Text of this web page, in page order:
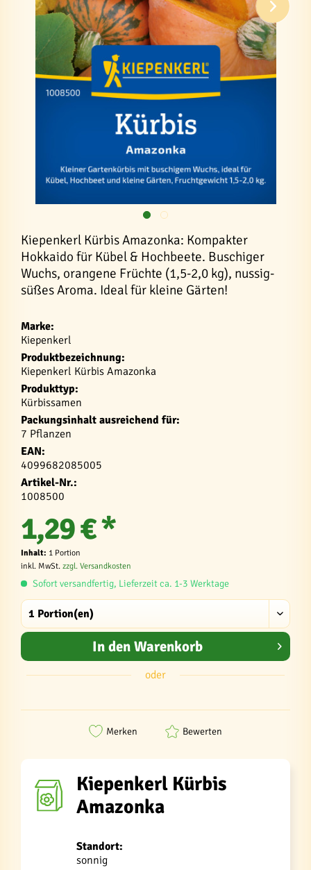
Kiepenkerl Kürbis Amazonka: Kompakter
Hokkaido für Kübel & Hochbeete. Buschiger
Wuchs, orangene Früchte (1,5-2,0 kg), nussig-
süßes Aroma. Ideal für kleine Gärten!
Marke:
Kiepenkerl
Produktbezeichnung:
Kiepenkerl Kürbis Amazonka
Produkttyp:
Kürbissamen
Packungsinhalt ausreichend für:
7 Pflanzen
EAN:
4099682085005
Artikel-Nr.:
1008500
1,29 € *
Inhalt: 1 Portion
inkl. MwSt. zzgl. Versandkosten
Sofort versandfertig, Lieferzeit ca. 1-3 Werktage
In den Warenkorb
oder
Merken Bewerten
Kiepenkerl Kürbis
Amazonka
Standort:
sonnig